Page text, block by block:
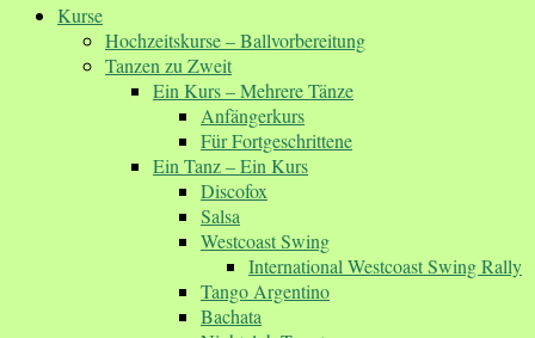
Kurse
Hochzeitskurse – Ballvorbereitung
Tanzen zu Zweit
Ein Kurs – Mehrere Tänze
Anfängerkurs
Für Fortgeschrittene
Ein Tanz – Ein Kurs
Discofox
Salsa
Westcoast Swing
International Westcoast Swing Rally
Tango Argentino
Bachata